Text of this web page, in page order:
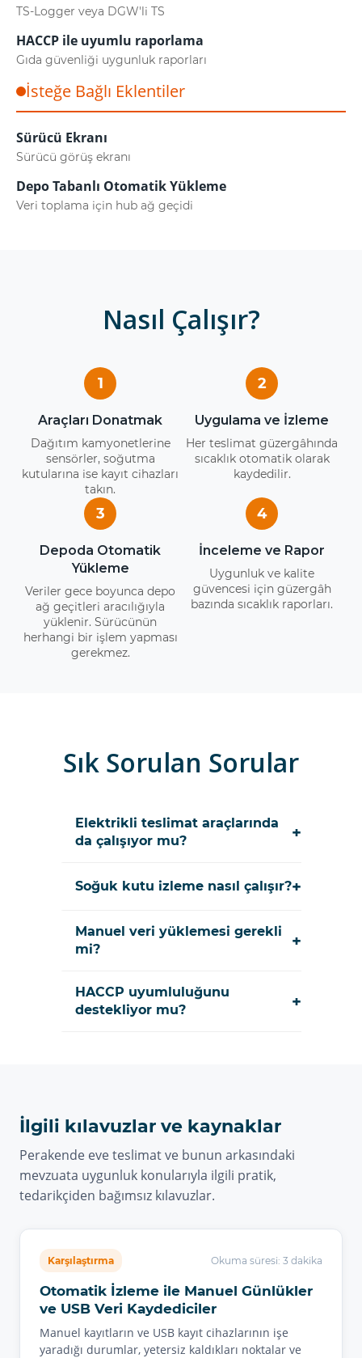
TS-Logger veya DGW'li TS
HACCP ile uyumlu raporlama
Gıda güvenliği uygunluk raporları
İsteğe Bağlı Eklentiler
Sürücü Ekranı
Sürücü görüş ekranı
Depo Tabanlı Otomatik Yükleme
Veri toplama için hub ağ geçidi
Nasıl Çalışır?
1
Araçları Donatmak
Dağıtım kamyonetlerine
sensörler, soğutma
kutularına ise kayıt cihazları
takın.
2
Uygulama ve İzleme
Her teslimat güzergâhında
sıcaklık otomatik olarak
kaydedilir.
3
Depoda Otomatik
Yükleme
Veriler gece boyunca depo
ağ geçitleri aracılığıyla
yüklenir. Sürücünün
herhangi bir işlem yapması
gerekmez.
4
İnceleme ve Rapor
Uygunluk ve kalite
güvencesi için güzergâh
bazında sıcaklık raporları.
Sık Sorulan Sorular
Elektrikli teslimat araçlarında
da çalışıyor mu?
+
Soğuk kutu izleme nasıl çalışır?+
Manuel veri yüklemesi gerekli
mi?
+
HACCP uyumluluğunu
destekliyor mu?
+
İlgili kılavuzlar ve kaynaklar
Perakende eve teslimat ve bunun arkasındaki
mevzuata uygunluk konularıyla ilgili pratik,
tedarikçiden bağımsız kılavuzlar.
Karşılaştırma Okuma süresi: 3 dakika
Otomatik İzleme ile Manuel Günlükler
ve USB Veri Kaydediciler
Manuel kayıtların ve USB kayıt cihazlarının işe
yaradığı durumlar, yetersiz kaldıkları noktalar ve